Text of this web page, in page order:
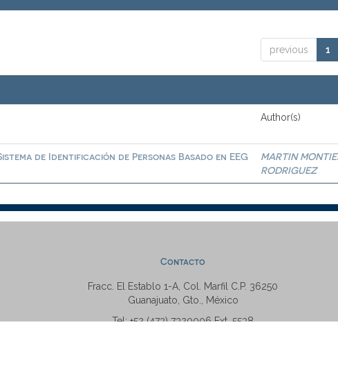
previous 1
Author(s)
de Identificación de Personas Basado en EEG
MARTIN
RODRIGUEZ
Contacto
Fracc. El Establo 1-A, Col. Marfil C.P. 36250
Guanajuato, Gto., México
Tel: +52 (473) 7320006 Ext. 5538